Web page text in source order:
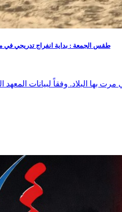
طقس الجمعة : بداية انفراج تدريجي في